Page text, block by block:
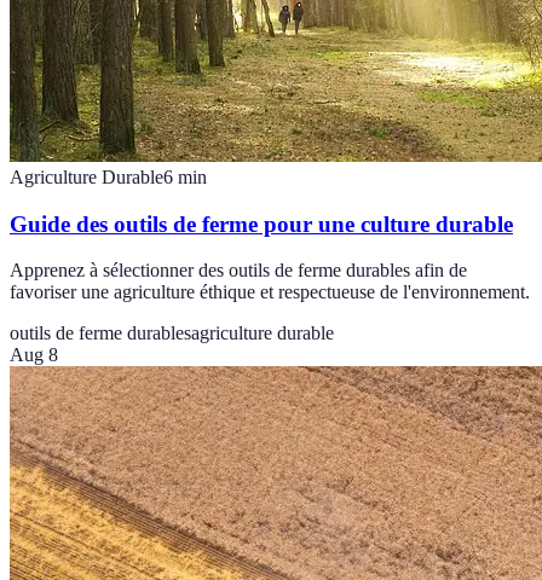
Agriculture Durable6 min
Guide des outils de ferme pour une culture durable
Apprenez à sélectionner des outils de ferme durables afin de
favoriser une agriculture éthique et respectueuse de l'environnement.
outils de ferme durablesagriculture durable
Aug 8